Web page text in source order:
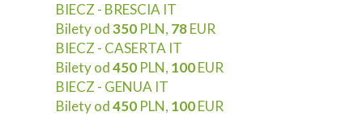
BIECZ - BRESCIA IT
Bilety od350 PLN, 78EUR
BIECZ - CASERTA IT
Bilety od450 PLN, 100EUR
BIECZ - GENUA IT
Bilety od450 PLN, 100EUR